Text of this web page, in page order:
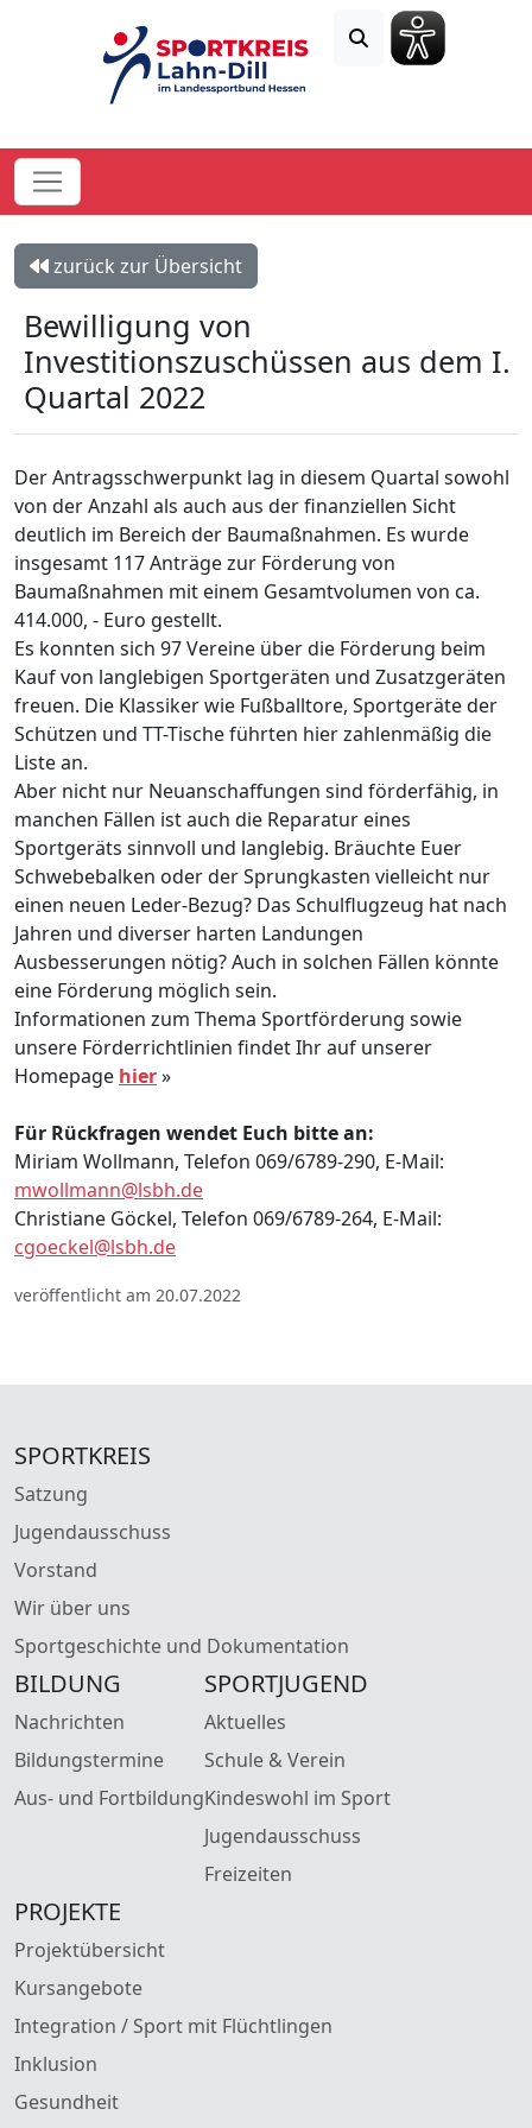
zurück zur Übersicht
Bewilligung von
Investitionszuschüssen aus dem I.
Quartal 2022
Der Antragsschwerpunkt lag in diesem Quartal sowohl
von der Anzahl als auch aus der finanziellen Sicht
deutlich im Bereich der Baumaßnahmen. Es wurde
insgesamt 117 Anträge zur Förderung von
Baumaßnahmen mit einem Gesamtvolumen von ca.
414.000, - Euro gestellt.
Es konnten sich 97 Vereine über die Förderung beim
Kauf von langlebigen Sportgeräten und Zusatzgeräten
freuen. Die Klassiker wie Fußballtore, Sportgeräte der
Schützen und TT-Tische führten hier zahlenmäßig die
Liste an.
Aber nicht nur Neuanschaffungen sind förderfähig, in
manchen Fällen ist auch die Reparatur eines
Sportgeräts sinnvoll und langlebig. Bräuchte Euer
Schwebebalken oder der Sprungkasten vielleicht nur
einen neuen Leder-Bezug? Das Schulflugzeug hat nach
Jahren und diverser harten Landungen
Ausbesserungen nötig? Auch in solchen Fällen könnte
eine Förderung möglich sein.
Informationen zum Thema Sportförderung sowie
unsere Förderrichtlinien findet Ihr auf unserer
Homepage hier»
Für Rückfragen wendet Euch bitte an:
Miriam Wollmann, Telefon 069/6789-290, E-Mail:
mwollmann@lsbh.de
Christiane Göckel, Telefon 069/6789-264, E-Mail:
cgoeckel@lsbh.de
veröffentlicht am 20.07.2022
SPORTKREIS
Satzung
Jugendausschuss
Vorstand
Wir über uns
Sportgeschichte und Dokumentation
BILDUNG
Nachrichten
Bildungstermine
Aus- und Fortbildung
SPORTJUGEND
Aktuelles
Schule & Verein
Kindeswohl im Sport
Jugendausschuss
Freizeiten
PROJEKTE
Projektübersicht
Kursangebote
Integration / Sport mit Flüchtlingen
Inklusion
Gesundheit